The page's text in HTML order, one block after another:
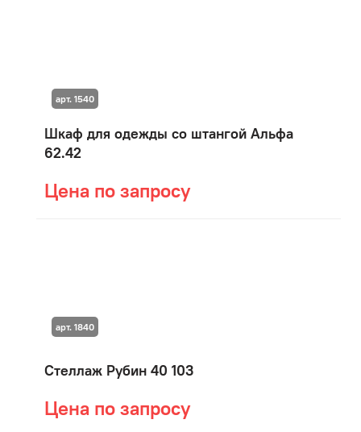
Шкаф для одежды со штангой Альфа
62.42
Цена по запросу
арт. 1540
Стеллаж Рубин 40 103
Цена по запросу
арт. 1840